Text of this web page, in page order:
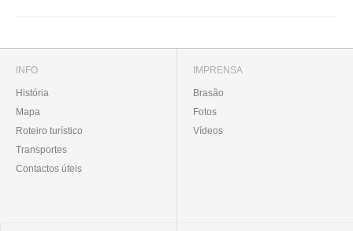
INFO
História
Mapa
Roteiro turístico
Transportes
Contactos úteis
IMPRENSA
Brasão
Fotos
Vídeos